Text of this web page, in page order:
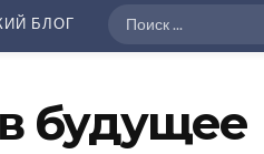
БЛОГ
будущее